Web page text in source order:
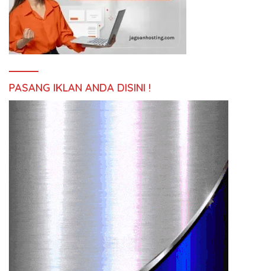
PASANG IKLAN ANDA DISINI !